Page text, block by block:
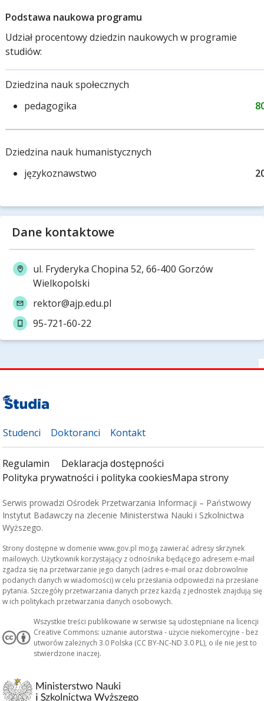
Podstawa naukowa programu
Udział procentowy dziedzin naukowych w programie
studiów:
Dziedzina nauk społecznych
pedagogika
Dziedzina nauk humanistycznych
językoznawstwo
Dane kontaktowe
ul. Fryderyka Chopina 52, 66-400 Gorzów
Wielkopolski
rektor@ajp.edu.pl
95-721-60-22
Studenci Doktoranci Kontakt
Regulamin
Deklaracja dostępności
Polityka prywatności i polityka cookiesMapa strony
Serwis prowadzi Ośrodek Przetwarzania Informacji – Państwowy
Instytut Badawczy na zlecenie Ministerstwa Nauki i Szkolnictwa
Wyższego.
Strony dostępne w domenie www.gov.pl mogą zawierać adresy skrzynek
mailowych. Użytkownik korzystający z odnośnika będącego adresem e-mail
zgadza się na przetwarzanie jego danych (adres e-mail oraz dobrowolnie
podanych danych w wiadomości) w celu przesłania odpowiedzi na przesłane
pytania. Szczegóły przetwarzania danych przez każdą z jednostek znajdują się
w ich politykach przetwarzania danych osobowych.
Wszystkie treści publikowane w serwisie są udostępniane na licencji
Creative Commons: uznanie autorstwa - użycie niekomercyjne - bez
utworów zależnych 3.0 Polska (CC BY-NC-ND 3.0 PL), o ile nie jest to
stwierdzone inaczej.